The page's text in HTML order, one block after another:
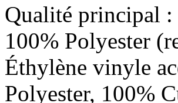
Qualité principal
100% Polyester
Éthylène vinyle
Polyester, 100%